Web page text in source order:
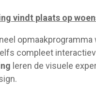
vindt plaats op
compleet
leren de visuele